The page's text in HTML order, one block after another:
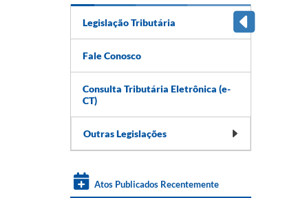
Legislação Tributária
Fale Conosco
Consulta Tributária Eletrônica (e-
CT)
Outras Legislações
Atos Publicados Recentemente